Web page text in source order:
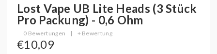
Lost Vape UB Lite Heads (3 Stück
Pro Packung) - 0,6 Ohm
0 Bewertungen | + Bewertung
€10,09